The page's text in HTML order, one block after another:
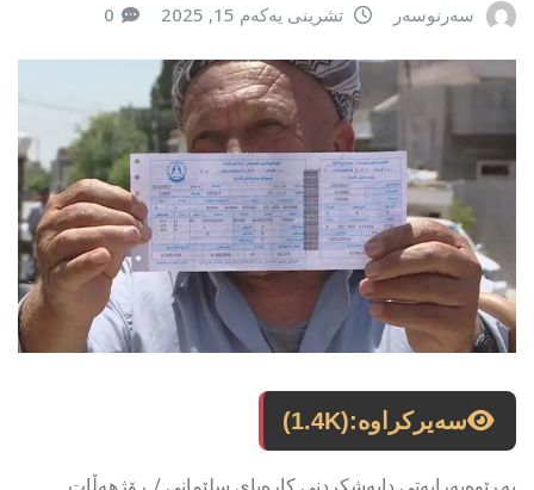
سەرنوسەر تشرینی یەکەم 15, 2025 0
سەیرکراوە:(1.4K)